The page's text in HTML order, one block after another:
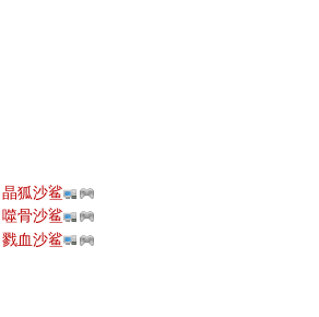
晶狐沙鲨
噬骨沙鲨
戮血沙鲨